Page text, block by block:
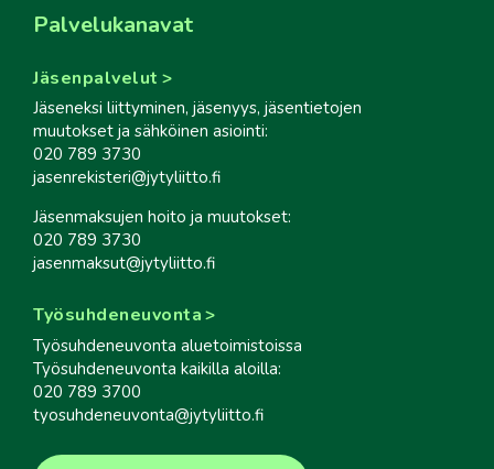
Palvelukanavat
Jäsenpalvelut
Jäseneksi liittyminen, jäsenyys, jäsentietojen
muutokset ja sähköinen asiointi:
020 789 3730
jasenrekisteri@jytyliitto.fi
Jäsenmaksujen hoito ja muutokset:
020 789 3730
jasenmaksut@jytyliitto.fi
Työsuhdeneuvonta
Työsuhdeneuvonta aluetoimistoissa
Työsuhdeneuvonta kaikilla aloilla:
020 789 3700
tyosuhdeneuvonta@jytyliitto.fi